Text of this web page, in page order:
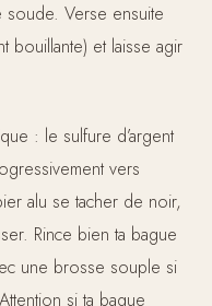
Verse ensuite
bouillante) et laisse agir
: le sulfure d’argent
vers
alu se tacher de noir,
Rince bien ta bague
une brosse souple si
si ta bague